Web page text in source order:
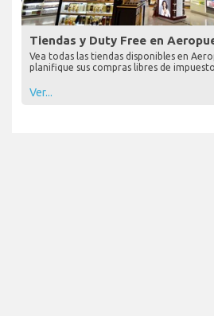
Tiendas y Duty Free en
Vea todas las tiendas disponibles en
planifique sus compras libres de
Ver...